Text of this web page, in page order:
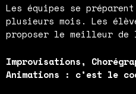
Les équipes se préparent
plusieurs mois. Les
proposer le meilleur de
Improvisations,
Animations : c’est le